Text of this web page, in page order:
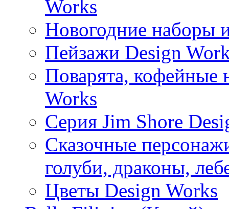
Works
Новогодние наборы
Пейзажи Design
Поварята, кофейные
Works
Серия Jim Shore
Сказочные
голуби, драконы,
Цветы Design Works